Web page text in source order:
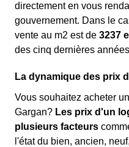
directement en vous
gouvernement. Dans le
vente au m2 est de 3237
des cinq dernières
La dynamique des prix
Vous souhaitez acheter
Gargan? Les prix d'un
plusieurs facteurs
l'état du bien, ancien,